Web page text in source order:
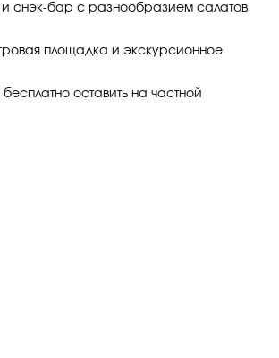
и снэк-бар с разнообразием салатов
площадка и экскурсионное
оставить на частной